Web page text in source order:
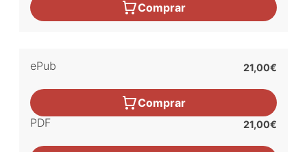
Comprar
ePub 21,00€
Comprar
PDF
21,00€